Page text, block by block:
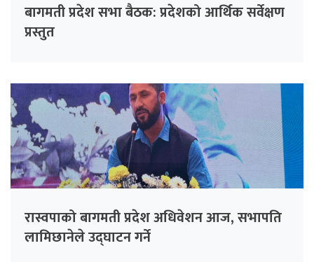
बागमती प्रदेश सभा बैठक: प्रदेशको आर्थिक सर्वेक्षण
प्रस्तुत
रास्वपाको बागमती प्रदेश अधिवेशन आज, सभापति
लामिछानेले उद्घाटन गर्ने